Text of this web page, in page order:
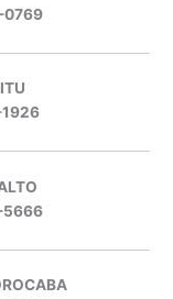
0769
1926
5666